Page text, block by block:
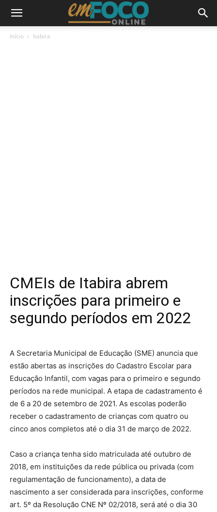
Início Itabira
CMEIs de Itabira abrem
inscrições para primeiro e
segundo períodos em 2022
A Secretaria Municipal de Educação (SME) anuncia que
estão abertas as inscrições do Cadastro Escolar para
Educação Infantil, com vagas para o primeiro e segundo
períodos na rede municipal. A etapa de cadastramento é
de 6 a 20 de setembro de 2021. As escolas poderão
receber o cadastramento de crianças com quatro ou
cinco anos completos até o dia 31 de março de 2022.
Caso a criança tenha sido matriculada até outubro de
2018, em instituições da rede pública ou privada (com
regulamentação de funcionamento), a data de
nascimento a ser considerada para inscrições, conforme
art. 5º da Resolução CNE Nº 02/2018, será até o dia 30